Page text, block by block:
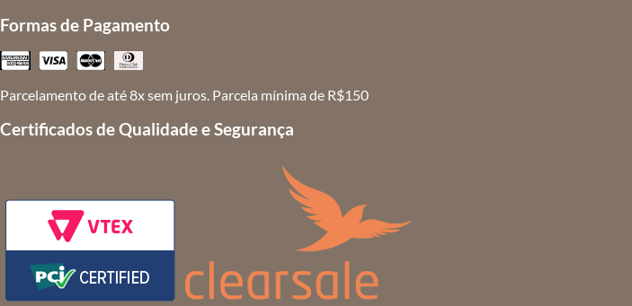
Formas de Pagamento
Parcelamento de até 8x sem juros. Parcela mínima de R$150
Certificados de Qualidade e Segurança